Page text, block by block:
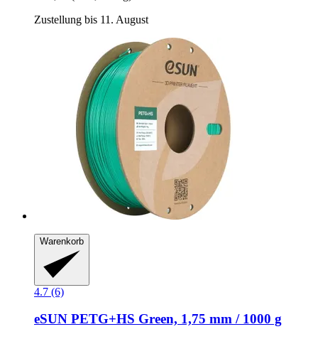
Zustellung bis 11. August
Warenkorb
4.7 (6)
eSUN PETG+HS Green, 1,75 mm / 1000 g